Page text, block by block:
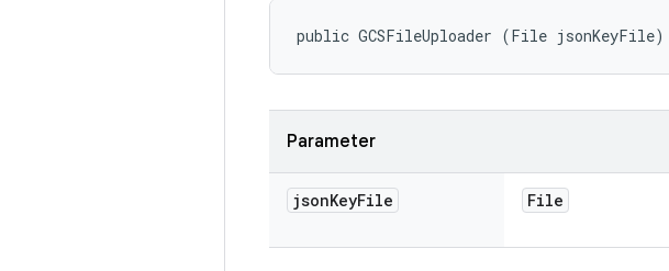
public GCSFileUploader (File jsonKeyFile)
Parameter
jsonKeyFile File